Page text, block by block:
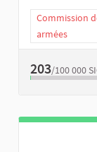
Commission
armées
203/100 000